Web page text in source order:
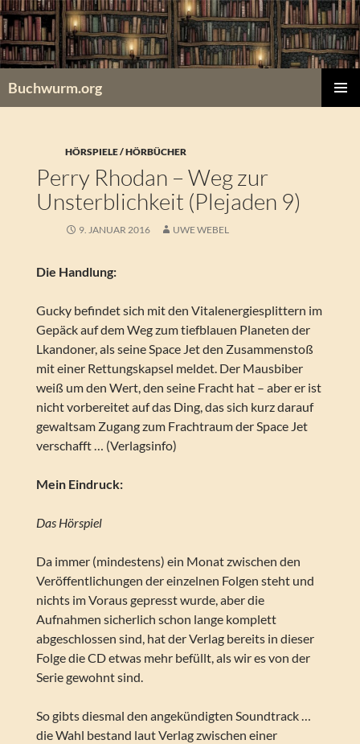
Zum
Inhalt
springen
Buchwurm.org
HÖRSPIELE / HÖRBÜCHER
Perry Rhodan – Weg zur
Unsterblichkeit (Plejaden 9)
9. JANUAR 2016 UWE WEBEL
Die Handlung:
Gucky befindet sich mit den Vitalenergiesplittern im
Gepäck auf dem Weg zum tiefblauen Planeten der
Lkandoner, als seine Space Jet den Zusammenstoß
mit einer Rettungskapsel meldet. Der Mausbiber
weiß um den Wert, den seine Fracht hat – aber er ist
nicht vorbereitet auf das Ding, das sich kurz darauf
gewaltsam Zugang zum Frachtraum der Space Jet
verschafft … (Verlagsinfo)
Mein Eindruck:
Das Hörspiel
Da immer (mindestens) ein Monat zwischen den
Veröffentlichungen der einzelnen Folgen steht und
nichts im Voraus gepresst wurde, aber die
Aufnahmen sicherlich schon lange komplett
abgeschlossen sind, hat der Verlag bereits in dieser
Folge die CD etwas mehr befüllt, als wir es von der
Serie gewohnt sind.
So gibts diesmal den angekündigten Soundtrack …
die Wahl bestand laut Verlag zwischen einer